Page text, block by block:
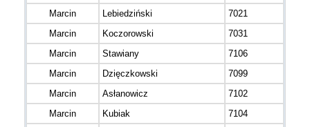
Marcin
Lebiedziński
7021
Marcin
Koczorowski
7031
Marcin
Stawiany
7106
Marcin
Dzięczkowski
7099
Marcin
Asłanowicz
7102
Marcin
Kubiak
7104